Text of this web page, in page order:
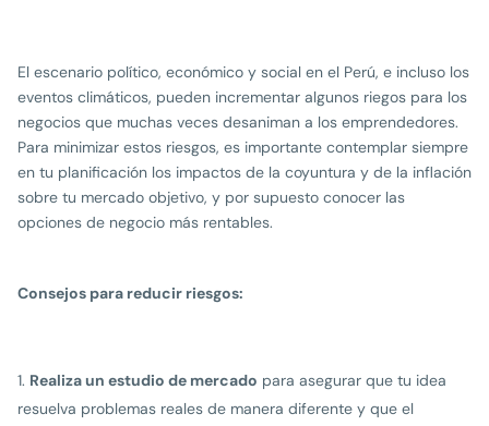
El escenario político, económico y social en el Perú, e incluso los
eventos climáticos, pueden incrementar algunos riegos para los
negocios que muchas veces desaniman a los emprendedores.
Para minimizar estos riesgos, es importante contemplar siempre
en tu planificación los impactos de la coyuntura y de la inflación
sobre tu mercado objetivo, y por supuesto conocer las
opciones de negocio más rentables.
Consejos para reducir riesgos:
Realiza un estudio de mercado para asegurar que tu idea
resuelva problemas reales de manera diferente y que el